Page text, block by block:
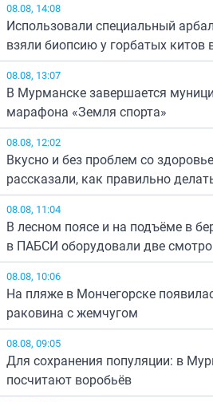
08.08, 14:08
Использовали специальный
взяли биопсию у горбатых
08.08, 13:07
В Мурманске завершается
марафона «Земля спорта»
08.08, 12:02
Вкусно и без проблем со
рассказали, как правильно
08.08, 11:04
В лесном поясе и на подъёме в
в ПАБСИ оборудовали две
08.08, 10:06
На пляже в Мончегорске
раковина с жемчугом
08.08, 09:05
Для сохранения популяции: в
посчитают воробьёв